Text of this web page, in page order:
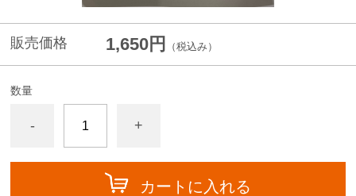
販売価格 1,650円 （税込み）
数量
- +
カートに入れる